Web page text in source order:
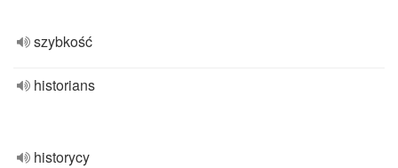
szybkość
historians
historycy